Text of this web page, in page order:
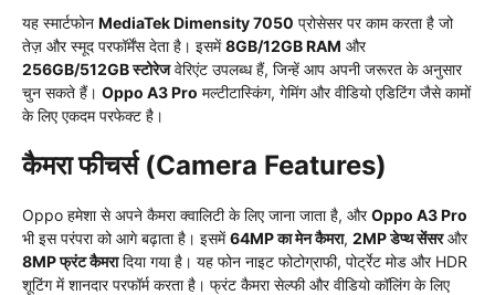
यह स्मार्टफोन MediaTek Dimensity 7050 प्रोसेसर पर काम करता है जो
तेज़ और स्मूद परफॉर्मेंस देता है। इसमें8GB/12GB RAM और
256GB/512GB स्टोरेजवेरिएंट उपलब्ध हैं, जिन्हें आप अपनी जरूरत के अनुसार
चुन सकते हैं। Oppo A3 Pro मल्टीटास्किंग, गेमिंग और वीडियो एडिटिंग जैसे कामों
के लिए एकदम परफेक्ट है।
कैमरा फीचर्स (Camera Features)
Oppo हमेशा से अपने कैमरा क्वालिटी के लिए जाना जाता है, औरOppo A3 Pro
भी इस परंपरा को आगे बढ़ाता है। इसमें64MP का मेन कैमरा, 2MP डेप्थ सेंसरऔर
8MP फ्रंट कैमरादिया गया है। यह फोन नाइट फोटोग्राफी, पोर्ट्रेट मोड और HDR
शूटिंग में शानदार परफॉर्म करता है। फ्रंट कैमरा सेल्फी और वीडियो कॉलिंग के लिए